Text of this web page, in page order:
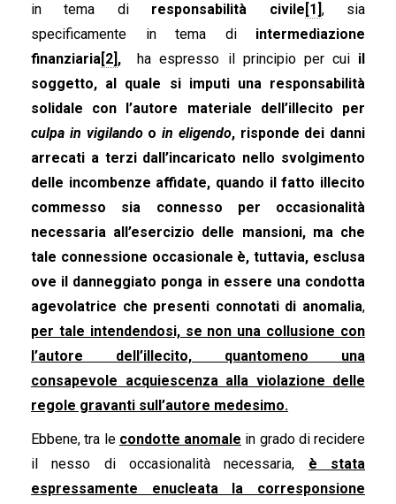
in tema di responsabilità civile [1], sia
specificamente in tema di intermediazione
finanziaria[2] , ha espresso il principio per cui il
soggetto, al quale si imputi una responsabilità
solidale con l’autore materiale dell’illecito per
culpa in vigilandoo in eligendo, risponde dei danni
arrecati a terzi dall’incaricato nello svolgimento
delle incombenze affidate, quando il fatto illecito
commesso sia connesso per occasionalità
necessaria all’esercizio delle mansioni, ma che
tale connessione occasionale è, tuttavia, esclusa
ove il danneggiato ponga in essere una condotta
agevolatrice che presenti connotati di anomalia,
per tale intendendosi, se non una collusione con
l’autore dell’illecito, quantomeno una
consapevole acquiescenza alla violazione delle
regole gravanti sull’autore medesimo.
Ebbene, tra le condotte anomale in grado di recidere
il nesso di occasionalità necessaria, è stata
espressamente enucleata la corresponsione